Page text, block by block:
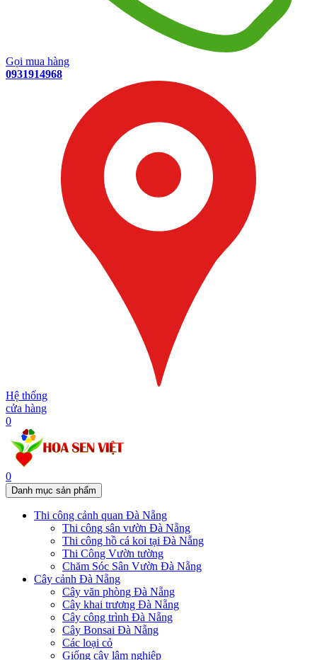
Gọi mua hàng
0931914968
Hệ thống
cửa hàng
0
0
Danh mục sản phẩm
Thi công cảnh quan Đà Nẵng
Thi công sân vườn Đà Nẵng
Thi công hồ cá koi tại Đà Nẵng
Thi Công Vườn tường
Chăm Sóc Sân Vườn Đà Nẵng
Cây cảnh Đà Nẵng
Cây văn phòng Đà Nẵng
Cây khai trương Đà Nẵng
Cây công trình Đà Nẵng
Cây Bonsai Đà Nẵng
Các loại cỏ
Giống cây lâm nghiệp